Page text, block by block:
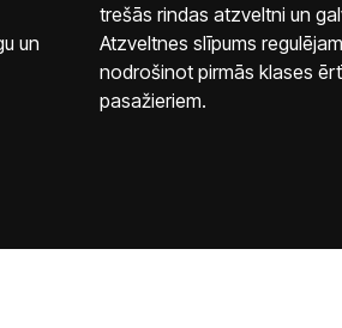
un
trešās rindas atzveltni un
Atzveltnes slīpums
nodrošinot pirmās klases
pasažieriem.